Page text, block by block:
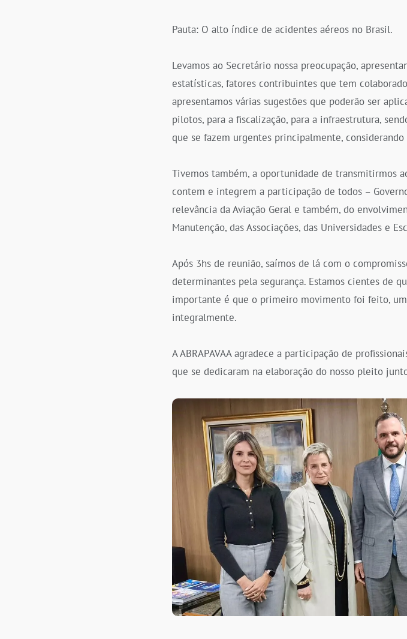
Pauta: O alto índice de acidentes aéreos no Brasil.
Levamos ao Secretário nossa preocupação,
estatísticas, fatores contribuintes que tem
apresentamos várias sugestões que poderão ser
pilotos, para a fiscalização, para a infraestrutura,
que se fazem urgentes principalmente, considerando
Tivemos também, a oportunidade de transmitirmos
contem e integrem a participação de todos –
relevância da Aviação Geral e também, do
Manutenção, das Associações, das Universidades e
Após 3hs de reunião, saímos de lá com o
determinantes pela segurança. Estamos cientes de
importante é que o primeiro movimento foi feito,
integralmente.
A ABRAPAVAA agradece a participação de
que se dedicaram na elaboração do nosso pleito